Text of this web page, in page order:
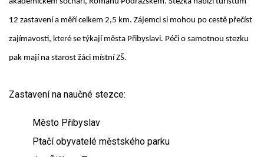
12 zastavení a měří celkem 2,5 km. Zájemci si mohou po cestě přečíst
zajímavosti, které se týkají města Přibyslavi. Péči o samotnou stezku
pak mají na starost žáci místní ZŠ.
Zastavení na naučné stezce:
Město Přibyslav
Ptačí obyvatelé městského parku